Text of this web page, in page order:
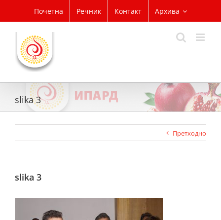
content
Почетна Речник Контакт Архива
slika 3
Претходно
slika 3